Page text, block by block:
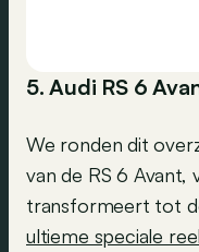
5. Audi RS 6
We ronden dit
van de RS 6
transformeert tot
ultieme speciale